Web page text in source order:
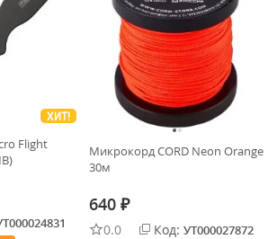
ХИТ!
Flight
Микрокорд CORD Neon Orange
30м
640 ₽
0.0 Код: УТ000027872